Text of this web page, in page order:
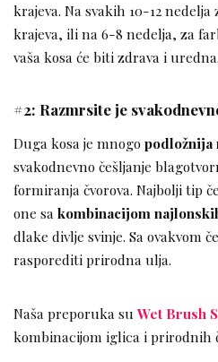
krajeva. Na svakih 10-12
krajeva, ili na 6-8 nedelja, za
vaša kosa će biti zdrava i uredna.
#2: Razmrsite je
Duga kosa je mnogopodložnija
svakodnevno češljanje
formiranja čvorova. Najbolji tip
one sa kombinacijom
dlake divlje svinje. Sa ovakvom
rasporediti prirodna ulja.
Naša preporuka suWet Brush
kombinacijom iglica i prirodnih